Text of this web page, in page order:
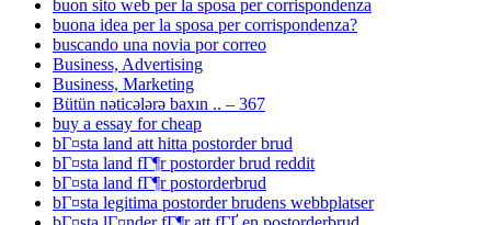
buon sito web per la sposa per corrispondenza
buona idea per la sposa per corrispondenza?
buscando una novia por correo
Business, Advertising
Business, Marketing
Bütün nəticələrə baxın .. – 367
buy a essay for cheap
bГ¤sta land att hitta postorder brud
bГ¤sta land fГ¶r postorder brud reddit
bГ¤sta land fГ¶r postorderbrud
bГ¤sta legitima postorder brudens webbplatser